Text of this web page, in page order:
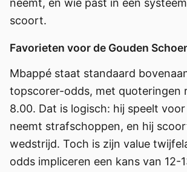
neemt, en wie past in een
scoort.
Favorieten voor de Gouden
Mbappé staat standaard
topscorer-odds, met quoteringen
8.00. Dat is logisch: hij speelt
neemt strafschoppen, en hij
wedstrijd. Toch is zijn value
odds impliceren een kans van 12-